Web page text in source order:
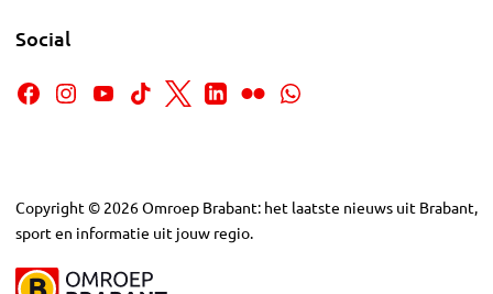
Social
Copyright © 2026Omroep Brabant: het laatste nieuws uit Brabant,
sport en informatie uit jouw regio.